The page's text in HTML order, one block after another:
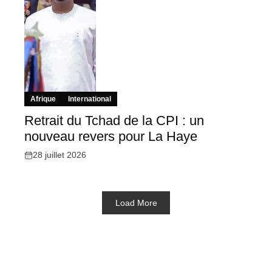
Afrique International
Retrait du Tchad de la CPI : un
nouveau revers pour La Haye
28 juillet 2026
Load More